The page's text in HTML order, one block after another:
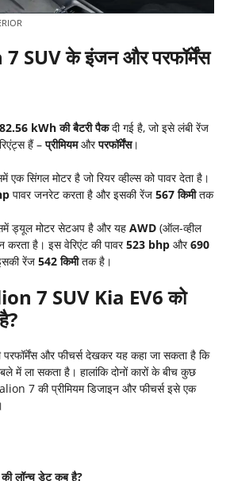
7 SUVके इंजन और परफॉर्मेंस
82.56 kWhकी बैटरी पैकदी गई है, जो इसे लंबी रेंज
हैं –प्रीमियमऔरपरफॉर्मेंस।
एक सिंगल मोटर है जो रियर व्हील्स को पावर देता है।
पावर जनरेट करता है और इसकी रेंज 567किमीतक
ड्यूल मोटर सेटअप है और यह AWD (ऑल-व्हील
करता है। इस वेरिएंट की पावर523 bhp और690
रेंज 542किमीतक है।
7 SUV Kia EV6को
?
और फीचर्स देखकर यह कहा जा सकता है कि
में ला सकता है। हालांकि दोनों कारों के बीच कुछ
7 की प्रीमियम डिजाइन और फीचर्स इसे एक
की लॉन्च डेट कब है?